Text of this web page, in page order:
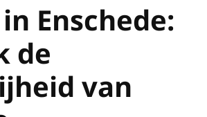
Enschede:
de
van